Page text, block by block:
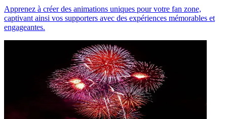
Apprenez à créer des animations uniques pour votre fan zone,
captivant ainsi vos supporters avec des expériences mémorables et
engageantes.